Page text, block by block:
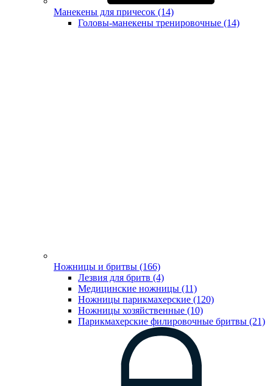
Манекены для причесок (14)
Головы-манекены тренировочные (14)
Ножницы и бритвы (166)
Лезвия для бритв (4)
Медицинские ножницы (11)
Ножницы парикмахерские (120)
Ножницы хозяйственные (10)
Парикмахерские филировочные бритвы (21)